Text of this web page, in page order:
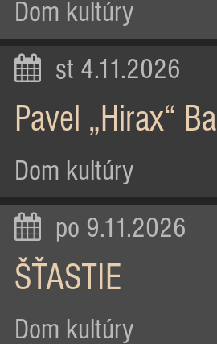
Dom kultúry
st 4.11.2026
Pavel „Hirax“
Dom kultúry
po 9.11.2026
ŠŤASTIE
Dom kultúry